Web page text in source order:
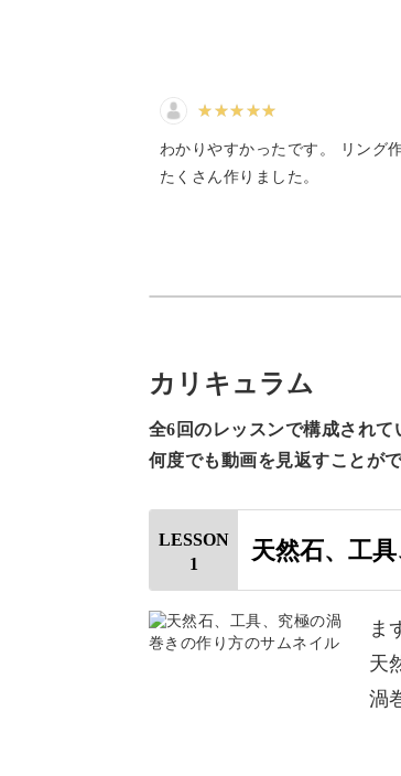
ワイヤーは自由に形を作る
様々な形の天然石を、素敵
天然石でパワーを身
今回の講座では、6種類の天
・水晶
・ローズクォーツ
わかりやすかったです。 リング
たくさん作りました。
カリキュラム
全6回のレッスンで構成されて
何度でも動画を見返すことがで
LESSON
1
天然石、工
ま
天
渦